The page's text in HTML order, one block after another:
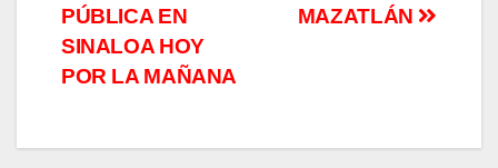
MAZATLÁN
PÚBLICA EN
SINALOA HOY
POR LA MAÑANA